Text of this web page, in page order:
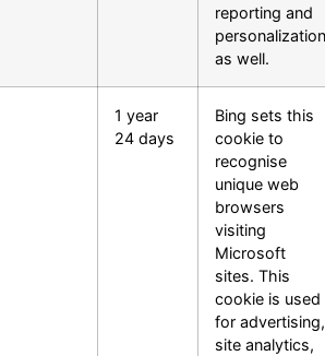
reporting and
personalization
as well.
1 year
24 days
Bing sets this
cookie to
recognise
unique web
browsers
visiting
Microsoft
sites. This
cookie is used
for advertising,
site analytics,